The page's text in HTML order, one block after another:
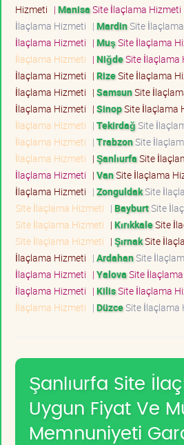
Hizmeti | ManisaSite İlaçlama Hizmeti
İlaçlama Hizmeti | MardinSite
İlaçlama Hizmeti | MuşSite İlaçlama
İlaçlama Hizmeti | NiğdeSite İlaçlama
İlaçlama Hizmeti | RizeSite İlaçlama
İlaçlama Hizmeti | SamsunSite
İlaçlama Hizmeti | SinopSite İlaçlama
İlaçlama Hizmeti | TekirdağSite
İlaçlama Hizmeti | TrabzonSite
İlaçlama Hizmeti | ŞanlıurfaSite
İlaçlama Hizmeti | VanSite İlaçlama
İlaçlama Hizmeti | ZonguldakSite
Site İlaçlama Hizmeti | BayburtSite
Site İlaçlama Hizmeti | KırıkkaleSite
Site İlaçlama Hizmeti | ŞırnakSite
İlaçlama Hizmeti | ArdahanSite
İlaçlama Hizmeti | YalovaSite
İlaçlama Hizmeti | KilisSite İlaçlama
İlaçlama Hizmeti | DüzceSite İlaçlama
Şanlıurfa Site
Uygun Fiyat Ve
Memnuniyeti